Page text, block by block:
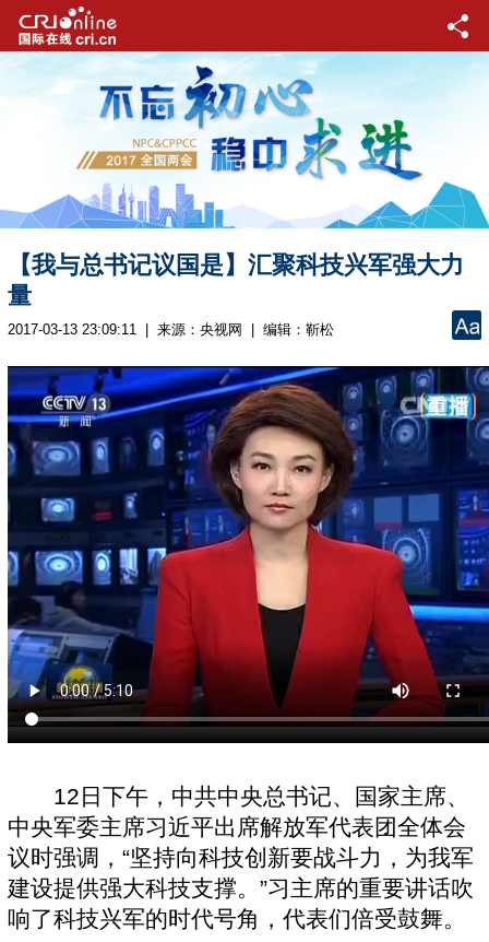
【我与总书记议国是】汇聚科技兴军强大力
量
2017-03-13 23:09:11 | 来源：央视网 | 编辑：靳松
12日下午，中共中央总书记、国家主席、
中央军委主席习近平出席解放军代表团全体会
议时强调，“坚持向科技创新要战斗力，为我军
建设提供强大科技支撑。”习主席的重要讲话吹
响了科技兴军的时代号角，代表们倍受鼓舞。